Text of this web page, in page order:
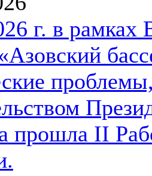
г. в рамках
прошла II